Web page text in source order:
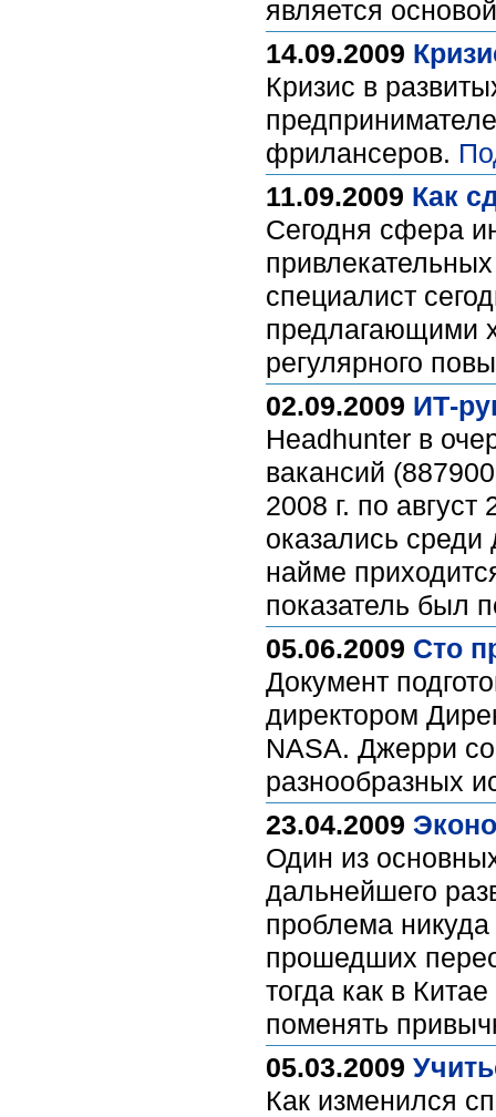
является
14.09.2009
Кризис в
фрилансеров.
11.09.2009 Как
Сегодня сфера
специалист
предлагающими
регулярного
02.09.2009 ИТ-
Headhunter в
вакансий
2008 г. по
оказались
найме
показатель был
05.06.2009 Сто
Документ
директором
NASA. Джерри
разнообразных
23.04.2009
Один из
дальнейшего
проблема
прошедших
тогда как в
поменять
05.03.2009
Как изменился